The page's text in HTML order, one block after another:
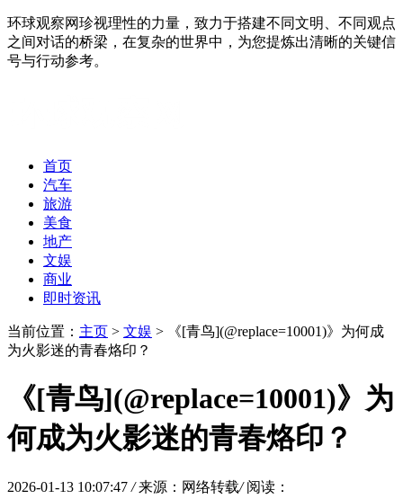
环球观察网珍视理性的力量，致力于搭建不同文明、不同观点
之间对话的桥梁，在复杂的世界中，为您提炼出清晰的关键信
号与行动参考。
首页
汽车
旅游
美食
地产
文娱
商业
即时资讯
当前位置： 主页 > 文娱 > 《[青鸟](@replace=10001)》为何成
为火影迷的青春烙印？
《[青鸟](@replace=10001)》为
何成为火影迷的青春烙印？
2026-01-13 10:07:47 / 来源：网络转载/ 阅读：